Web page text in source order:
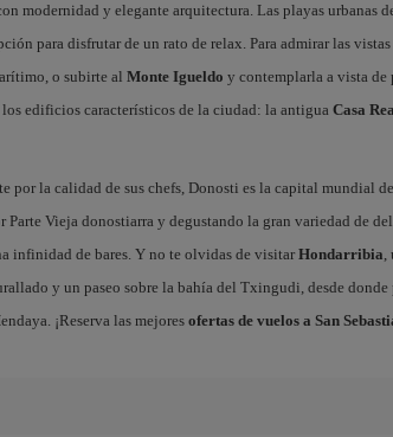
modernidad y elegante arquitectura. Las playas urbanas
para disfrutar de un rato de relax. Para admirar las
o subirte al Monte Igueldo y contemplarla a vista de
los edificios característicos de la ciudad: la antigua Casa
por la calidad de sus chefs, Donosti es la capital mundial
Parte Vieja donostiarra y degustando la gran variedad de
infinidad de bares. Y no te olvidas de visitar Hondarribia,
y un paseo sobre la bahía del Txingudi, desde
¡Reserva las mejoresofertas de vuelos a San